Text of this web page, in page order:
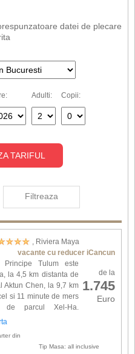
cele mai vandute in ultimii ani.
datei de plecare
Adulti: Copii:
TARIFUL
Filtreaza
, Riviera Maya
vacante cu reducer iCancun
de la
1.745
Euro
Principe Tulum este
la 4,5 km distanta de
Aktun Chen, la 9,7 km
si 11 minute de mers
de parcul Xel-Ha.
978 spatii de cazare
inte...
din
Tip Masa: all inclusive